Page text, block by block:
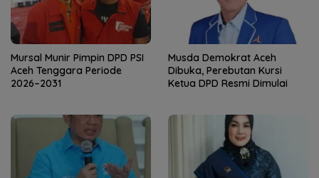
Mursal Munir Pimpin DPD PSI
Aceh Tenggara Periode
2026–2031
Musda Demokrat Aceh
Dibuka, Perebutan Kursi
Ketua DPD Resmi Dimulai